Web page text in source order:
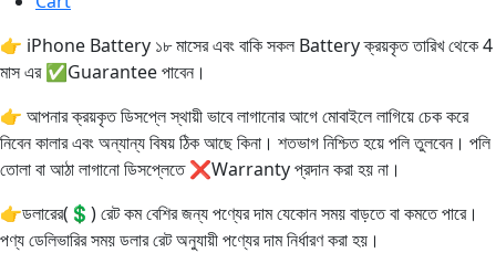
👉 iPhone Battery ১৮ মাসের এবং বাকি সকল Battery ক্রয়কৃত তারিখ থেকে 4
মাস এর ✅Guarantee পাবেন।
👉 আপনার ক্রয়কৃত ডিসপ্লে স্থায়ী ভাবে লাগানোর আগে মোবাইলে লাগিয়ে চেক করে
নিবেন কালার এবং অন্যান্য বিষয় ঠিক আছে কিনা। শতভাগ নিশ্চিত হয়ে পলি তুলবেন। পলি
তোলা বা আঠা লাগানো ডিসপ্লেতে ❌Warranty প্রদান করা হয় না।
👉ডলারের(💲) রেট কম বেশির জন্য পণ্যের দাম যেকোন সময় বাড়তে বা কমতে পারে।
পণ্য ডেলিভারির সময় ডলার রেট অনুযায়ী পণ্যের দাম নির্ধারণ করা হয়।